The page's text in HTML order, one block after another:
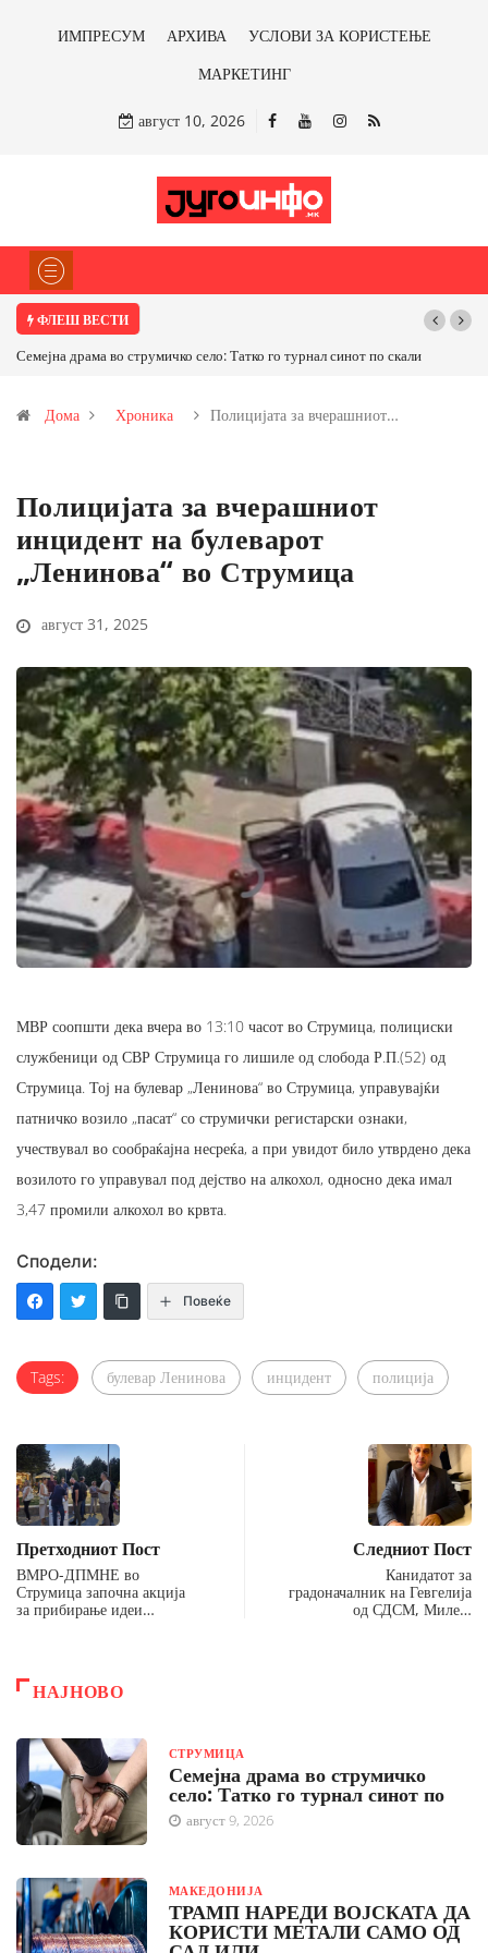
ИМПРЕСУМ АРХИВА
УСЛОВИ ЗА КОРИСТЕЊЕ
МАРКЕТИНГ
август 10, 2026
ФЛЕШ ВЕСТИ
Семејна драма во струмичко село: Татко го турнал синот по скалиТРАМП
Дома Хроника Полицијата за вчерашниот…
Полицијата за вчерашниот
инцидент на булеварот
„Ленинова“ во Струмица
август 31, 2025
МВР соопшти дека вчера во 13:10 часот во Струмица, полициски
службеници од СВР Струмица го лишиле од слобода Р.П.(52) од
Струмица. Тој на булевар „Ленинова“ во Струмица, управувајќи
патничко возило „пасат“ со струмички регистарски ознаки,
учествувал во сообраќајна несреќа, а при увидот било утврдено дека
возилото го управувал под дејство на алкохол, односно дека имал
3,47 промили алкохол во крвта.
Сподели:
Повеќе
Tags: булевар Ленинова инцидент полиција
Претходниот Пост
ВМРО-ДПМНЕ во
Струмица започна акција
за прибирање идеи…
Следниот Пост
Канидатот за
градоначалник на Гевгелија
од СДСМ, Миле…
НАЈНОВО
СТРУМИЦА
Семејна драма во струмичко
село: Татко го турнал синот по
август 9, 2026
МАКЕДОНИЈА
ТРАМП НАРЕДИ ВОЈСКАТА ДА
КОРИСТИ МЕТАЛИ САМО ОД